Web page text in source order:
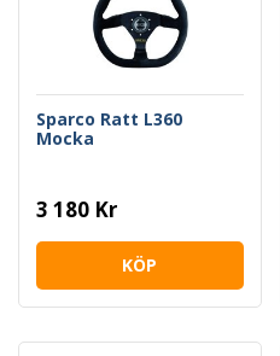
Sparco Ratt L360
Mocka
3 180 Kr
KÖP